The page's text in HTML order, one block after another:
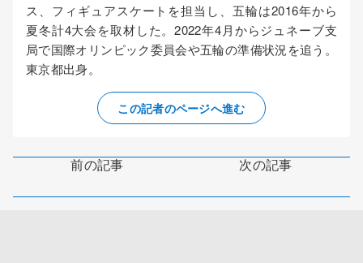
ス、フィギュアスケートを担当し、五輪は2016年から
夏冬計4大会を取材した。2022年4月からジュネーブ支
局で国際オリンピック委員会や五輪の準備状況を追う。
東京都出身。
この記者のページへ進む
前の記事 次の記事